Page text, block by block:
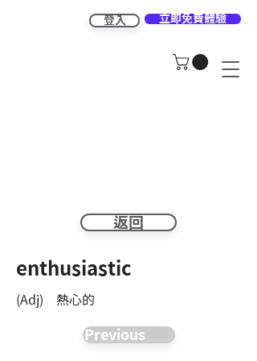
登入 立即免費體驗
返回
enthusiastic
(Adj) 熱心的
Previous